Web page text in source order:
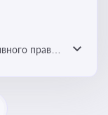
права: